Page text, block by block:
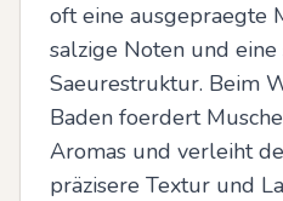
oft eine ausgepraegte
salzige Noten und
Saeurestruktur. Beim
Baden foerdert
Aromas und verleiht
präzisere Textur und